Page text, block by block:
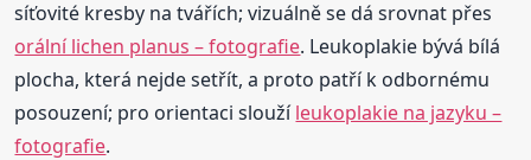
síťovité kresby na tvářích; vizuálně se dá srovnat přes
orální lichen planus – fotografie. Leukoplakie bývá bílá
plocha, která nejde setřít, a proto patří k odbornému
posouzení; pro orientaci sloužíleukoplakie na jazyku –
fotografie.